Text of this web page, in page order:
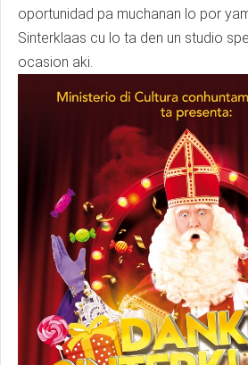
oportunidad pa muchanan lo por
Sinterklaas cu lo ta den un studio
ocasion aki.